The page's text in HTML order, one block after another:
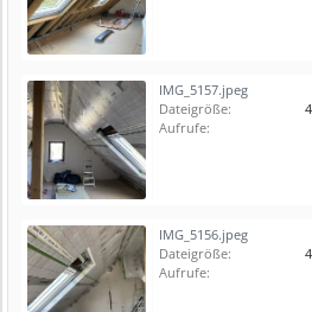
IMG_5157.jpeg
Dateigröße:
Aufrufe:
IMG_5156.jpeg
Dateigröße:
Aufrufe: